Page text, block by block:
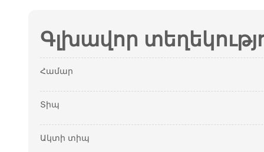
Գլխավոր
Համար
Տիպ
Ակտի տիպ